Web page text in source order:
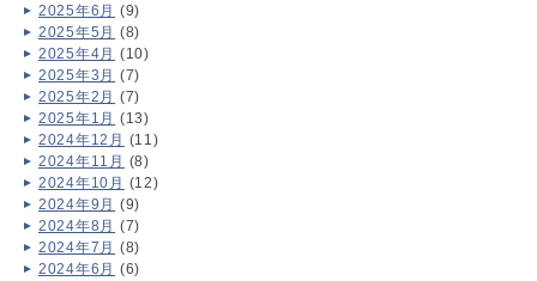
2025年6月 (9)
2025年5月 (8)
2025年4月 (10)
2025年3月 (7)
2025年2月 (7)
2025年1月 (13)
2024年12月 (11)
2024年11月 (8)
2024年10月 (12)
2024年9月 (9)
2024年8月 (7)
2024年7月 (8)
2024年6月 (6)